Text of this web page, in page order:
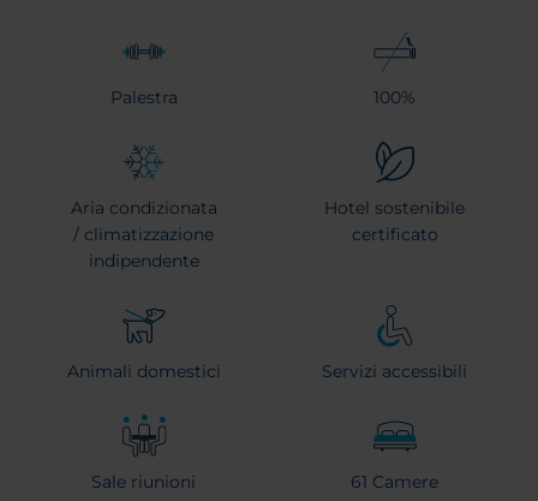
Palestra 100%
Aria condizionata
/ climatizzazione
indipendente
Hotel sostenibile
certificato
Animali domestici Servizi accessibili
Sale riunioni 61 Camere